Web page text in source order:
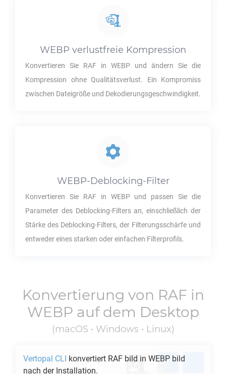
WEBP verlustfreie Kompression
Konvertieren Sie RAF in WEBP und ändern Sie die
Kompression ohne Qualitätsverlust. Ein Kompromiss
zwischen Dateigröße und Dekodierungsgeschwindigkeit.
WEBP-Deblocking-Filter
Konvertieren Sie RAFin WEBPund passen Sie die
Parameter des Deblocking-Filters an, einschließlich der
Stärke des Deblocking-Filters, der Filterungsschärfe und
entweder eines starken oder einfachen Filterprofils.
Konvertierung von RAF in
WEBP auf dem Desktop
(macOS • Windows • Linux)
Vertopal CLI konvertiert RAF bild in WEBP bild
nach der Installation.